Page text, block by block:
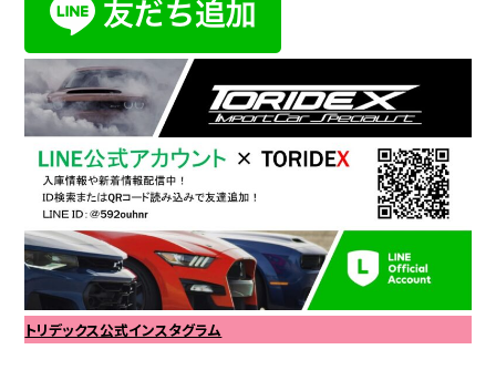
トリデックス公式インスタグラム